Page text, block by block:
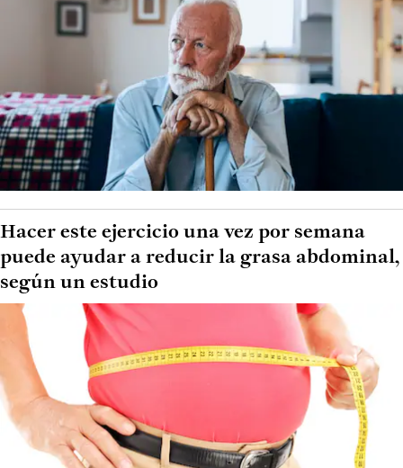
Hacer este ejercicio una vez por semana
puede ayudar a reducir la grasa abdominal,
según un estudio